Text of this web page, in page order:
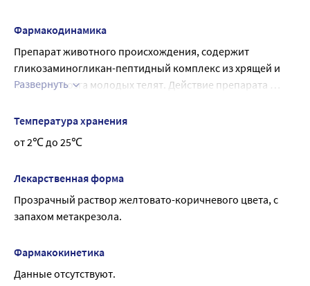
антикоагулянтами, антиагрегантными средствами и
Фармакодинамика
Препарат животного происхождения, содержит
гликозаминогликан-пептидный комплекс из хрящей и
костного мозга молодых телят. Действие препарата
компонентов. Нормализует обмен веществ в хрящевой
гиалиновой ткани: усиливает биосинтез
сульфатированных мукополисахаридов и коллагена,
активность ферментов и тормозит катаболические
процессы в хрящевой ткани.
Развернуть
Температура хранения
от 2℃ до 25℃
Лекарственная форма
Прозрачный раствор желтовато-коричневого цвета, с
запахом метакрезола.
Фармакокинетика
Данные отсутствуют.